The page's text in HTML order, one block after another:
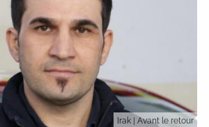
Irak | Avant le retour